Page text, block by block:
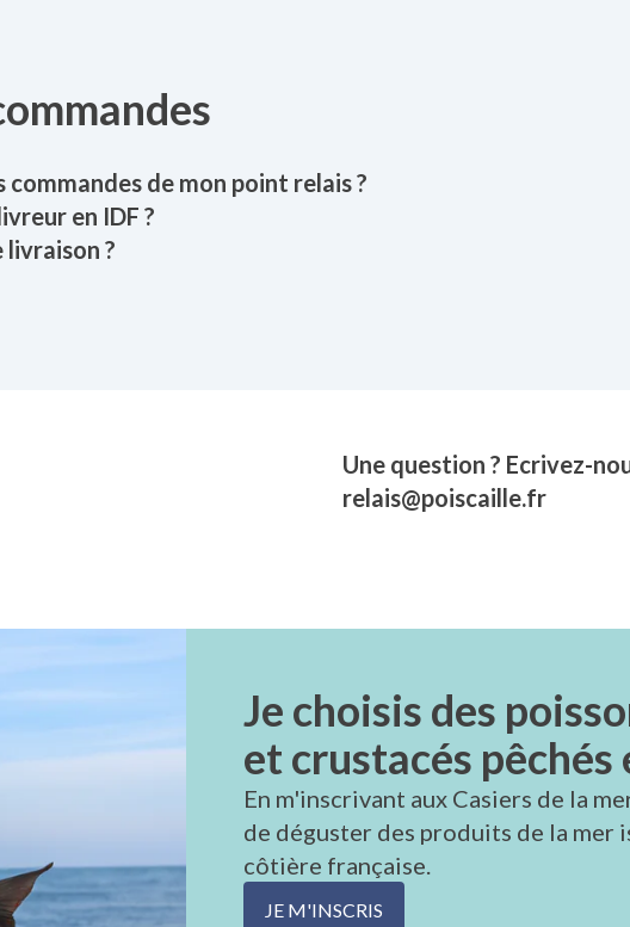
de mon point relais ?
en IDF ?
livraison ?
Une question ? Ecrivez-
relais@poiscaille.fr
Je choisis des
et crustacés pêchés
En m'inscrivant aux Casiers de la
de déguster des produits de la mer
côtière française.
JE M'INSCRIS